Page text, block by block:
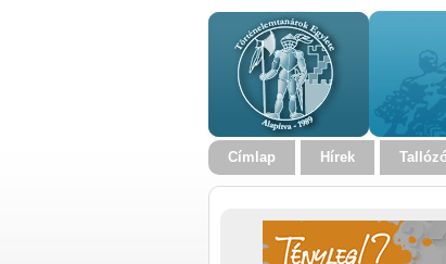
Címlap Hírek